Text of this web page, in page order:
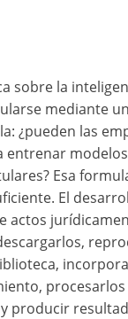
sobre la
mediante
¿pueden las
entrenar
Esa
El
actos
procesarlos
producir